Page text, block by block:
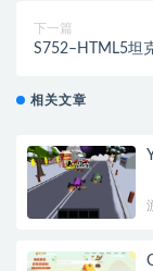
下一篇
S752–HTML5坦
相关文章